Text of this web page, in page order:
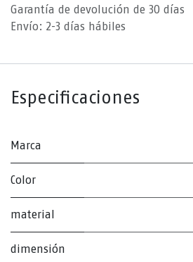
Garantía de devolución de 30 días
Envío: 2-3 días hábiles
Especificaciones
Marca
Color
material
dimensión